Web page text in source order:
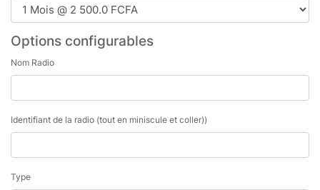
Options configurables
Nom Radio
Identifiant de la radio (tout en miniscule et coller))
Type